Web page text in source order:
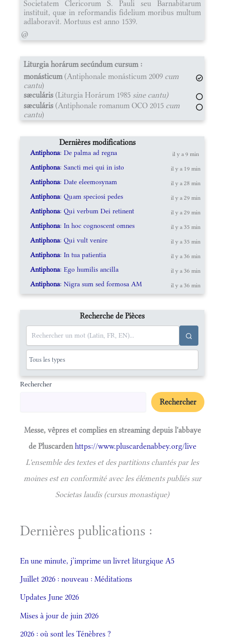
Societatem Clericorum S. Pauli seu Barnabitarum
instituit, quæ in reformandis fidelium moribus multum
adlaboravit. Mortuus est anno 1539.
@
Liturgia horárum secúndum cursum :
monásticum(Antiphonale monásticum 2009 cum
cantu)
sæculáris (Liturgia Horárum 1985 sine cantu)
sæculáris (Antiphonale romanum OCO 2015 cum
cantu)
Dernières modifications
Antiphona: De palma ad regna il y a 9 min
Antiphona: Sancti mei qui in isto il y a 19 min
Antiphona: Date eleemosynam il y a 28 min
Antiphona: Quam speciosi pedes il y a 29 min
Antiphona: Qui verbum Dei retinent il y a 29 min
Antiphona: In hoc cognoscent omnes il y a 35 min
Antiphona: Qui vult venire il y a 35 min
Antiphona: In tua patientia il y a 36 min
Antiphona: Ego humilis ancilla il y a 36 min
Antiphona: Nigra sum sed formosa AM il y a 36 min
Recherche de Pièces
Rechercher
Rechercher
Messe, vêpres et complies en streaming depuis l'abbaye
de Pluscardenhttps://www.pluscardenabbey.org/live
L'ensemble des textes et des partitions chantés par les
moines est en conformité avec les éléments publiés sur
Societas laudis (cursus monastique)
Dernières publications :
En une minute, j’imprime un livret liturgique A5
Juillet 2026 : nouveau : Méditations
Updates June 2026
Mises à jour de juin 2026
2026 : où sont les Ténèbres ?